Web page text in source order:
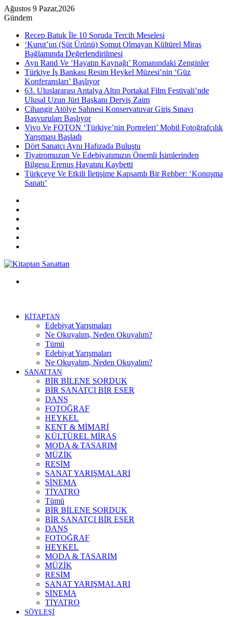
Ağustos 9 Pazar,2026
Gündem
Recep Batuk İle 10 Soruda Tercih Meselesi
‘Kurut’un (Süt Ürünü) Somut Olmayan Kültürel Miras
Bağlamında Değerlendirilmesi
Ayn Rand Ve ‘Hayatın Kaynağı’ Romanındaki Zenginler
Türkiye İş Bankası Resim Heykel Müzesi’nin ‘Güz
Konferansları’ Başlıyor
63. Uluslararası Antalya Altın Portakal Film Festivali’nde
Ulusal Uzun Jüri Başkanı Derviş Zaim
Cihangir Atölye Sahnesi Konservatuvar Giriş Sınavı
Başvuruları Başlıyor
Vivo Ve FOTON ‘Türkiye’nin Portreleri’ Mobil Fotoğrafçılık
Yarışması Başladı
Dört Sanatçı Aynı Hafızada Buluştu
Tiyatromuzun Ve Edebiyatımızın Önemli İsimlerinden
Bilgesu Erenus Hayatını Kaybetti
Türkçeye Ve Etkili İletişime Kapsamlı Bir Rehber: ‘Konuşma
Sanatı’
KİTAPTAN
Edebiyat Yarışmaları
Ne Okuyalım, Neden Okuyalım?
Tümü
Edebiyat Yarışmaları
Ne Okuyalım, Neden Okuyalım?
SANATTAN
BİR BİLENE SORDUK
BİR SANATÇI BİR ESER
DANS
FOTOĞRAF
HEYKEL
KENT & MİMARİ
KÜLTÜREL MİRAS
MODA & TASARIM
MÜZİK
RESİM
SANAT YARIŞMALARI
SİNEMA
TİYATRO
Tümü
BİR BİLENE SORDUK
BİR SANATÇI BİR ESER
DANS
FOTOĞRAF
HEYKEL
MODA & TASARIM
MÜZİK
RESİM
SANAT YARIŞMALARI
SİNEMA
TİYATRO
SÖYLEŞİ